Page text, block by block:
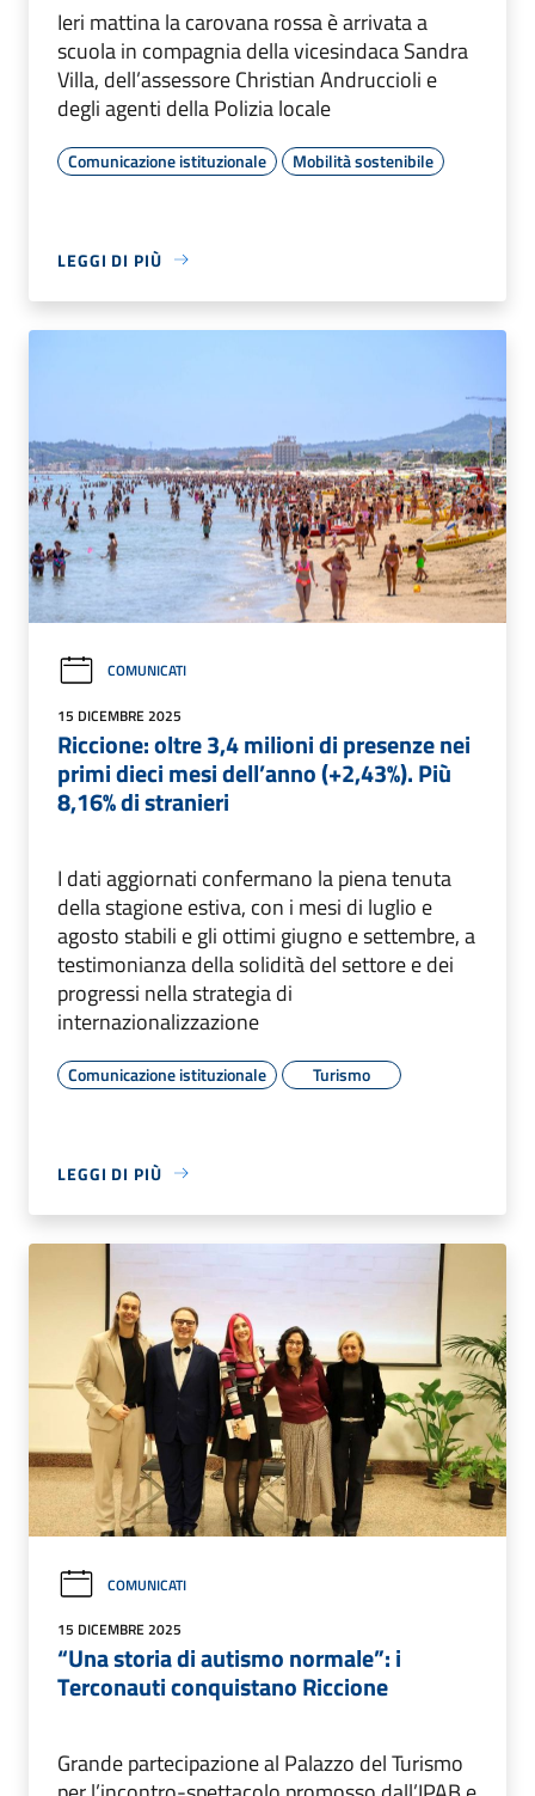
Ieri mattina la carovana rossa è arrivata a
scuola in compagnia della vicesindaca Sandra
Villa, dell’assessore Christian Andruccioli e
degli agenti della Polizia locale
Comunicazione istituzionale Mobilità sostenibile
LEGGI DI PIÙ
COMUNICATI
15 DICEMBRE 2025
Riccione: oltre 3,4 milioni di presenze nei
primi dieci mesi dell’anno (+2,43%). Più
8,16% di stranieri
I dati aggiornati confermano la piena tenuta
della stagione estiva, con i mesi di luglio e
agosto stabili e gli ottimi giugno e settembre, a
testimonianza della solidità del settore e dei
progressi nella strategia di
internazionalizzazione
Comunicazione istituzionale Turismo
LEGGI DI PIÙ
COMUNICATI
15 DICEMBRE 2025
“Una storia di autismo normale”: i
Terconauti conquistano Riccione
Grande partecipazione al Palazzo del Turismo